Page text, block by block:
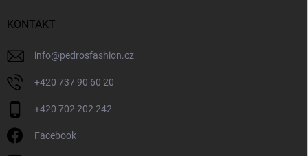
KONTAKT
info@pedrosfashion.cz
+420 737 90 60 20
+420 702 202 242
Facebook